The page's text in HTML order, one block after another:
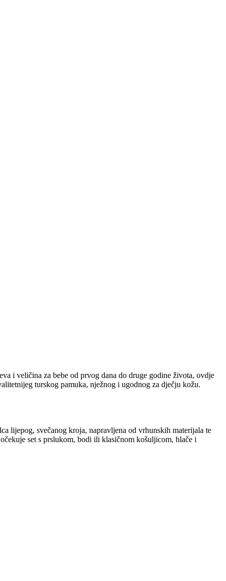
i veličina za bebe od prvog dana do druge godine života, ovdje
turskog pamuka, nježnog i ugodnog za dječju kožu.
lijepog, svečanog kroja, napravljena od vrhunskih materijala te
set s prslukom, bodi ili klasičnom košuljicom, hlače i